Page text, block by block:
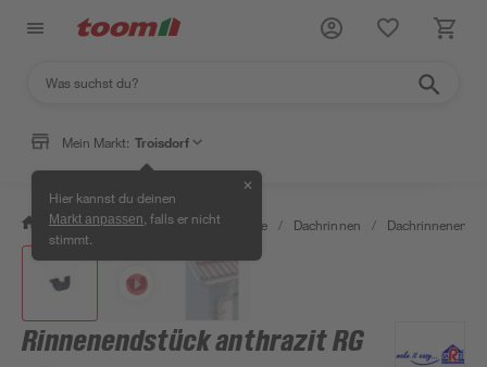
Mein Markt: Troisdorf
Hier kannst du deinen
Markt anpassen , falls er nicht
stimmt.
✕
/ Bauen & Renovieren / Baustoffe / Dachrinnen /
Rinnenendstück anthrazit RG